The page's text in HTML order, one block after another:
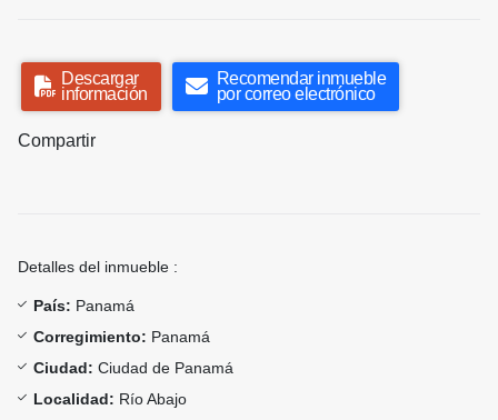
Descargar
información
Recomendar inmueble
por correo electrónico
Compartir
Detalles del inmueble :
País: Panamá
Corregimiento: Panamá
Ciudad: Ciudad de Panamá
Localidad: Río Abajo